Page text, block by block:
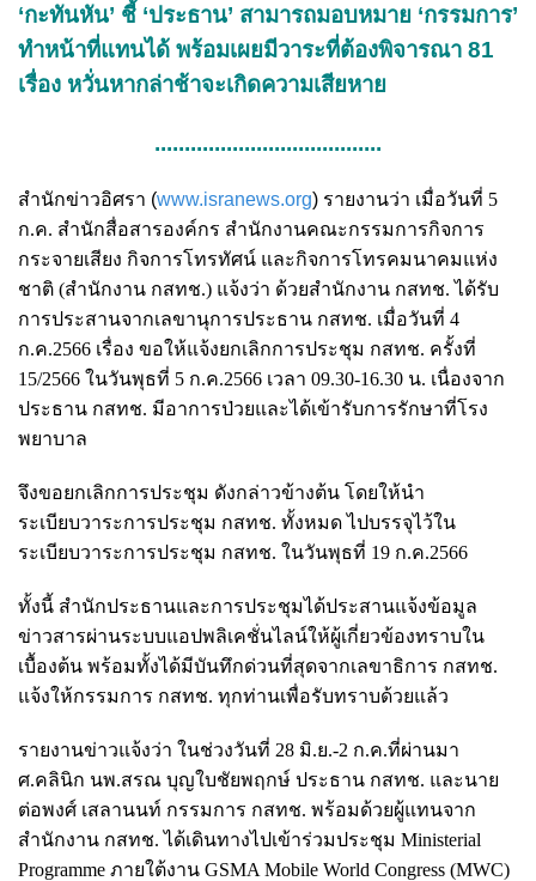
‘กะทันหัน’ ชี้ ‘ประธาน’ สามารถมอบหมาย ‘กรรมการ’
ทำหน้าที่แทนได้ พร้อมเผยมีวาระที่ต้องพิจารณา 81
เรื่อง หวั่นหากล่าช้าจะเกิดความเสียหาย
......................................
สำนักข่าวอิศรา (www.isranews.org) รายงานว่า เมื่อวันที่ 5
ก.ค. สำนักสื่อสารองค์กร สำนักงานคณะกรรมการกิจการ
กระจายเสียง กิจการโทรทัศน์ และกิจการโทรคมนาคมแห่ง
ชาติ (สำนักงาน กสทช.) แจ้งว่า ด้วยสำนักงาน กสทช. ได้รับ
การประสานจากเลขานุการประธาน กสทช. เมื่อวันที่ 4
ก.ค.2566 เรื่อง ขอให้แจ้งยกเลิกการประชุม กสทช. ครั้งที่
15/2566 ในวันพุธที่ 5 ก.ค.2566 เวลา 09.30-16.30 น. เนื่องจาก
ประธาน กสทช. มีอาการป่วยและได้เข้ารับการรักษาที่โรง
พยาบาล
จึงขอยกเลิกการประชุม ดังกล่าวข้างต้น โดยให้นำ
ระเบียบวาระการประชุม กสทช. ทั้งหมด ไปบรรจุไว้ใน
ระเบียบวาระการประชุม กสทช. ในวันพุธที่ 19 ก.ค.2566
ทั้งนี้ สำนักประธานและการประชุมได้ประสานแจ้งข้อมูล
ข่าวสารผ่านระบบแอปพลิเคชั่นไลน์ให้ผู้เกี่ยวข้องทราบใน
เบื้องต้น พร้อมทั้งได้มีบันทึกด่วนที่สุดจากเลขาธิการ กสทช.
แจ้งให้กรรมการ กสทช. ทุกท่านเพื่อรับทราบด้วยแล้ว
รายงานข่าวแจ้งว่า ในช่วงวันที่ 28 มิ.ย.-2 ก.ค.ที่ผ่านมา
ศ.คลินิก นพ.สรณ บุญใบชัยพฤกษ์ ประธาน กสทช. และนาย
ต่อพงศ์ เสลานนท์ กรรมการ กสทช. พร้อมด้วยผู้แทนจาก
สำนักงาน กสทช. ได้เดินทางไปเข้าร่วมประชุม Ministerial
Programme ภายใต้งาน GSMA Mobile World Congress (MWC)